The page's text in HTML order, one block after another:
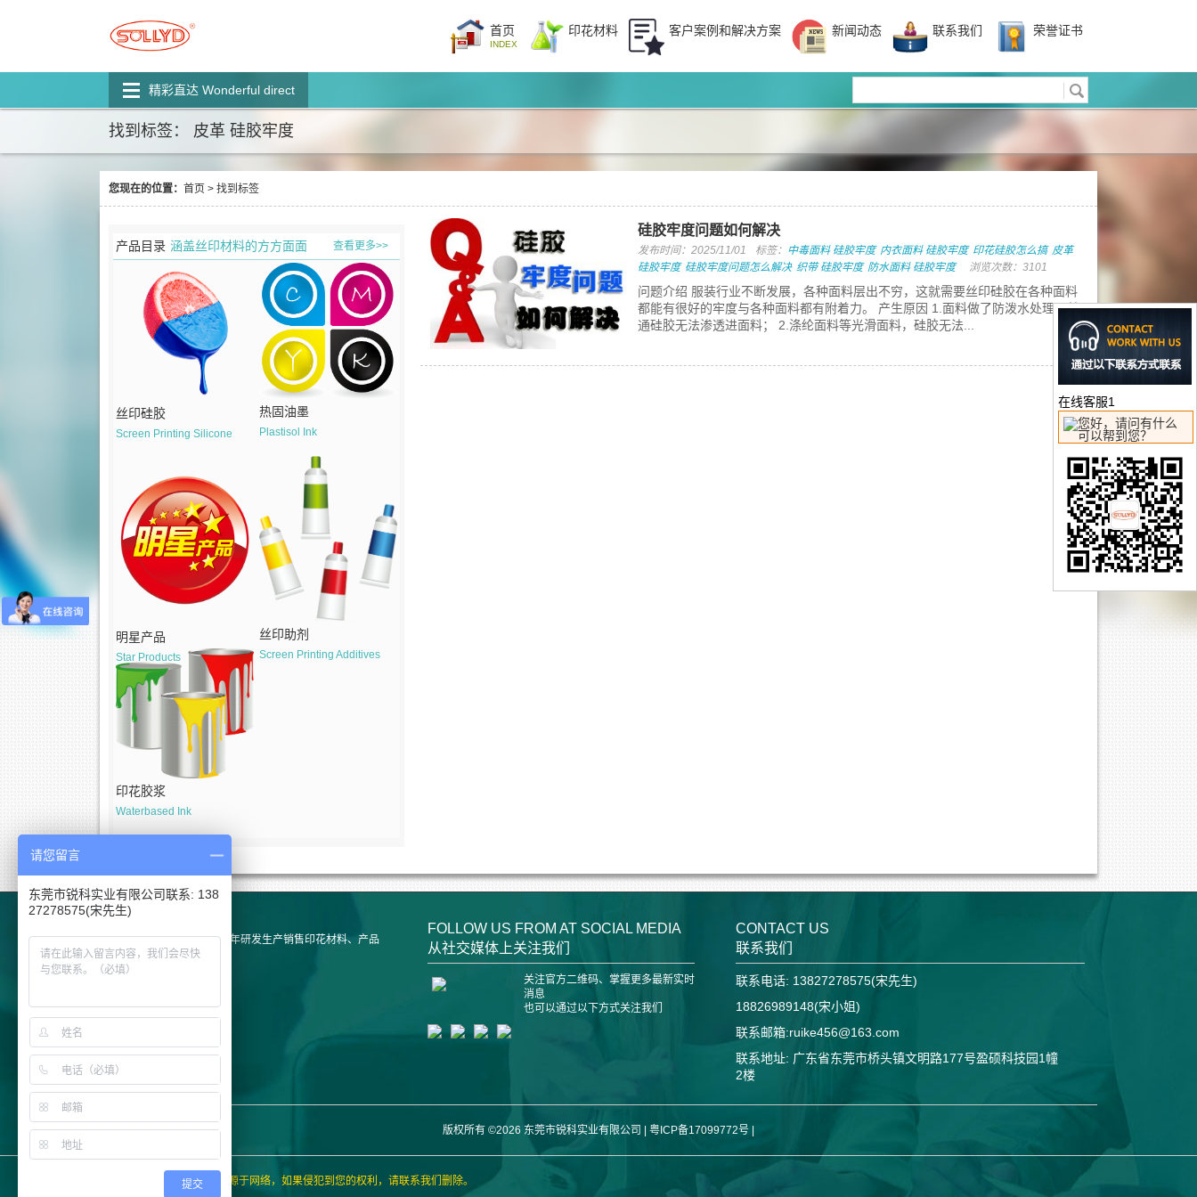
首页
INDEX
印花材料 客户案例和解决方案 新闻动态 联系我们 荣誉证书
精彩直达 Wonderful direct
找到标签： 皮革 硅胶牢度
您现在的位置： 首页 > 找到标签
产品目录 涵盖丝印材料的方方面面 查看更多>>
丝印硅胶
Screen Printing Silicone
热固油墨
Plastisol Ink
明星产品
Star Products
丝印助剂
Screen Printing Additives
印花胶浆
Waterbased Ink
硅胶牢度问题如何解决
发布时间：2025/11/01 标签： 中毒面料 硅胶牢度 内衣面料 硅胶牢度 印花硅胶怎么搞 皮革
硅胶牢度 硅胶牢度问题怎么解决 织带 硅胶牢度 防水面料 硅胶牢度 浏览次数：3101
问题介绍 服装行业不断发展，各种面料层出不穷，这就需要丝印硅胶在各种面料
都能有很好的牢度与各种面料都有附着力。 产生原因 1.面料做了防泼水处理，普
通硅胶无法渗透进面料； 2.涤纶面料等光滑面料，硅胶无法...
锐科实业有限公司，携20多年研发生产销售印花材料、产品
通过oeko-tex标准认证。
FOLLOW US FROM AT SOCIAL MEDIA
从社交媒体上关注我们
关注官方二维码、掌握更多最新实时
消息
也可以通过以下方式关注我们
CONTACT US
联系我们
联系电话: 13827278575(宋先生)
18826989148(宋小姐)
联系邮箱:ruike456@163.com
联系地址: 广东省东莞市桥头镇文明路177号盈硕科技园1幢
2楼
版权所有 ©2026 东莞市锐科实业有限公司 | 粤ICP备17099772号 |
特别申明：本站图片部分来源于网络，如果侵犯到您的权利，请联系我们删除。
在线客服1
请您留言
东莞市锐科实业有限公司联系: 138
27278575(宋先生)
提交